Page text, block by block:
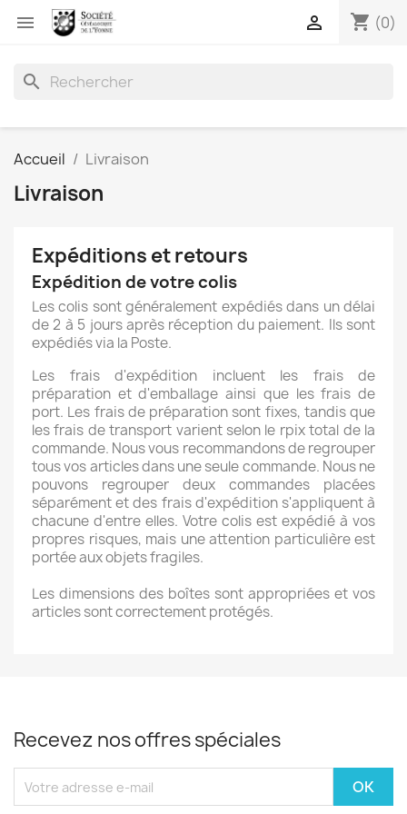
 shopping_cart (0)

search
Accueil Livraison
Livraison
Expéditions et retours
Expédition de votre colis
Les colis sont généralement expédiés dans un délai
de 2 à 5 jours après réception du paiement. Ils sont
expédiés via la Poste.
Les frais d'expédition incluent les frais de
préparation et d'emballage ainsi que les frais de
port. Les frais de préparation sont fixes, tandis que
les frais de transport varient selon le rpix total de la
commande. Nous vous recommandons de regrouper
tous vos articles dans une seule commande. Nous ne
pouvons regrouper deux commandes placées
séparément et des frais d'expédition s'appliquent à
chacune d'entre elles. Votre colis est expédié à vos
propres risques, mais une attention particulière est
portée aux objets fragiles.
Les dimensions des boîtes sont appropriées et vos
articles sont correctement protégés.
Recevez nos offres spéciales